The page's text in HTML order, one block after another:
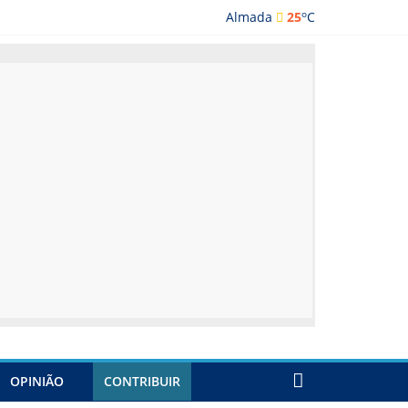
Almada 25oC
OPINIÃO CONTRIBUIR